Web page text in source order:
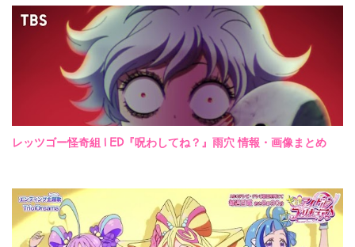
レッツゴー怪奇組 | ED『呪わしてね？』雨穴 情報・画像まとめ